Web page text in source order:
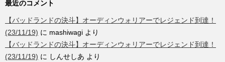
最近のコメント
【バッドランドの決斗】オーディンウォリアーでレジェンド到達！
(23/11/19) に mashiwagi より
【バッドランドの決斗】オーディンウォリアーでレジェンド到達！
(23/11/19) に しんせしあ より